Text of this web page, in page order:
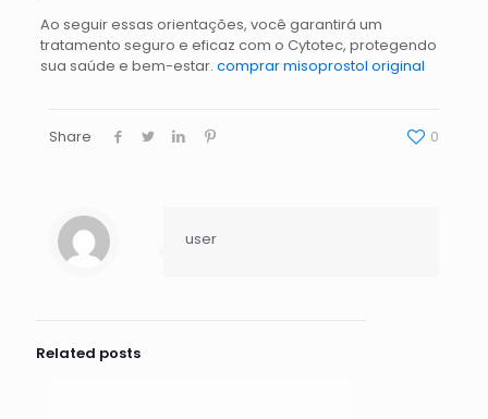
Ao seguir essas orientações, você garantirá um
tratamento seguro e eficaz com o Cytotec, protegendo
sua saúde e bem-estar. comprar misoprostol original
Share 0
user
Related posts